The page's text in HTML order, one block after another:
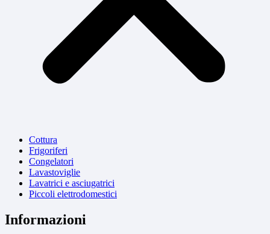
Cottura
Frigoriferi
Congelatori
Lavastoviglie
Lavatrici e asciugatrici
Piccoli elettrodomestici
Informazioni